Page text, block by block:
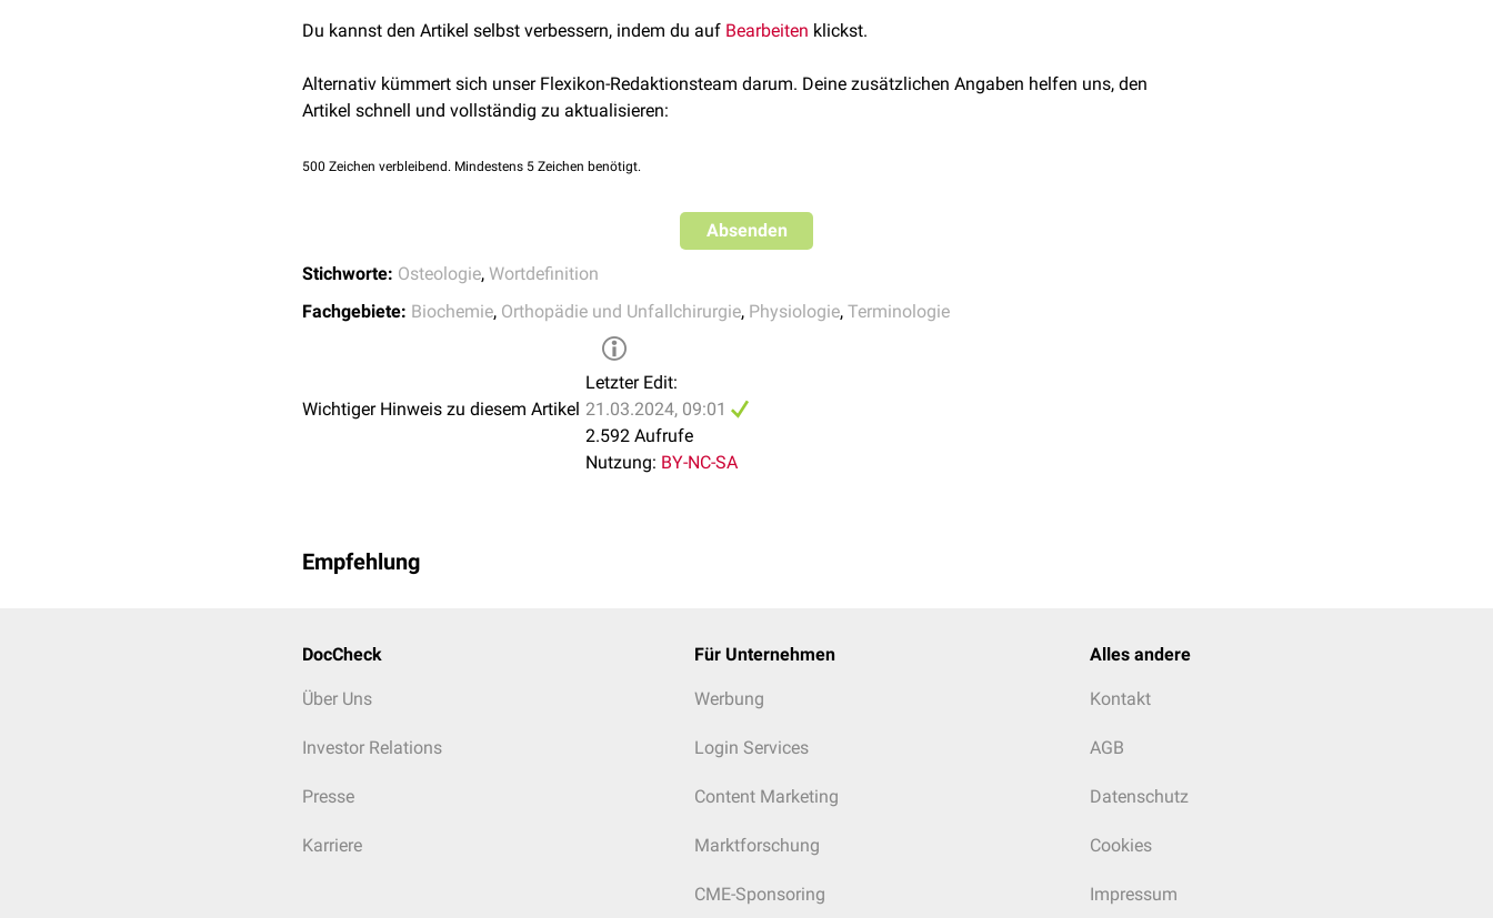
Du kannst den Artikel selbst verbessern, indem du auf Bearbeiten klickst.
Alternativ kümmert sich unser Flexikon-Redaktionsteam darum. Deine zusätzlichen Angaben helfen uns, den
Artikel schnell und vollständig zu aktualisieren:
500 Zeichen verbleibend. Mindestens 5 Zeichen benötigt.
Absenden
Stichworte: Osteologie, Wortdefinition
Fachgebiete: Biochemie, Orthopädie und Unfallchirurgie, Physiologie, Terminologie
Wichtiger Hinweis zu diesem Artikel
Letzter Edit:
21.03.2024, 09:01
2.592 Aufrufe
Nutzung: BY-NC-SA
Empfehlung
DocCheck
Über Uns
Investor Relations
Presse
Karriere
Für Unternehmen
Werbung
Login Services
Content Marketing
Marktforschung
CME-Sponsoring
Alles andere
Kontakt
AGB
Datenschutz
Cookies
Impressum